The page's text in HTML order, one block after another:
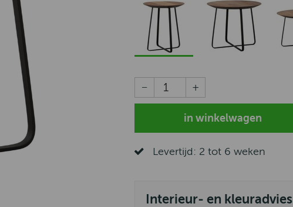
Levertijd: 2 tot 6 weken
Interieur- en kleuradvies